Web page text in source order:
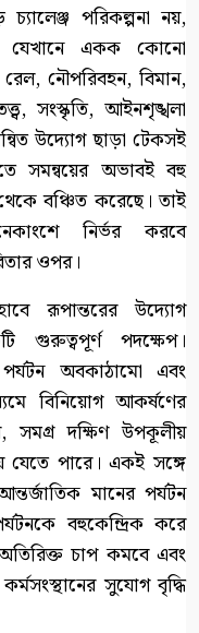
পরিকল্পনা নয়,
যেখানে একক কোনো
নৌপরিবহন, বিমান,
সংস্কৃতি, আইনশৃঙ্খলা
উদ্যোগ ছাড়া টেকসই
সমন্বয়ের অভাবই বহু
বঞ্চিত করেছে। তাই
নির্ভর করবে
ওপর।
রূপান্তরের উদ্যোগ
গুরুত্বপূর্ণ পদক্ষেপ।
পর্যটন অবকাঠামো এবং
বিনিয়োগ আকর্ষণের
সমগ্র দক্ষিণ উপকূলীয়
যেতে পারে। একই সঙ্গে
মানের পর্যটন
বহুকেন্দ্রিক করে
চাপ কমবে এবং
সুযোগ বৃদ্ধি